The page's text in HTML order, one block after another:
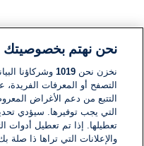
نحن نهتم بخصوصيتك
نخزن نحن1019 وشركاؤنا
التصفح أو المعرفات
التتبع من دعم الأغراض
التي يجب توفيرها. سيؤدي
تعطيلها. إذا تم تعطيل أدوات
والإعلانات التي تراها ذا